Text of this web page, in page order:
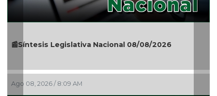
Nacional 08/08/2026
AM
🎉🎂👏 Santoral